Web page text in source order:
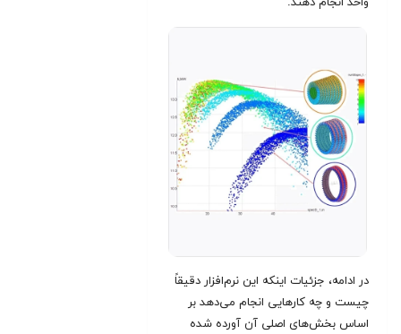
در ادامه، جزئیات اینکه این نرم‌افزار دقیقاً
چیست و چه کارهایی انجام می‌دهد بر
اساس بخش‌های اصلی آن آورده شده